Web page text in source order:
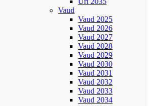
Vaud
Vaud 2025
Vaud 2026
Vaud 2027
Vaud 2028
Vaud 2029
Vaud 2030
Vaud 2031
Vaud 2032
Vaud 2033
Vaud 2034